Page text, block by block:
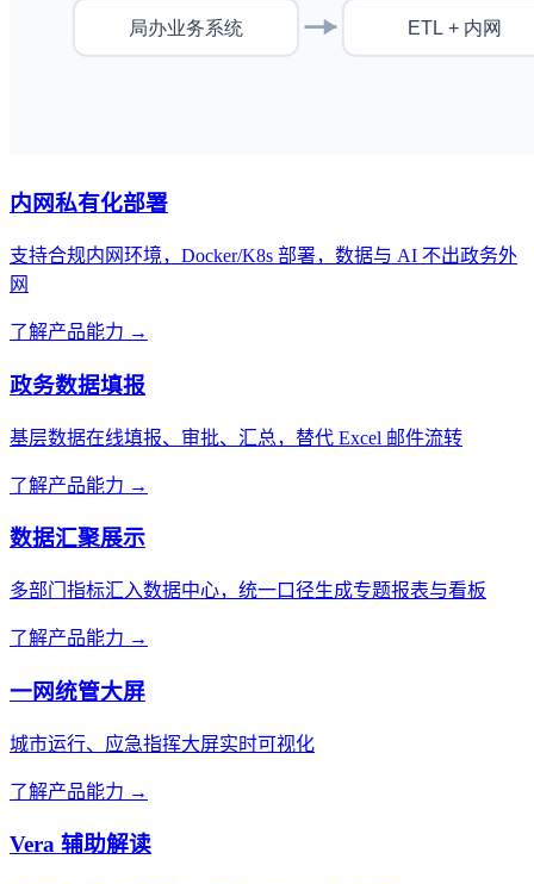
内网私有化部署
支持合规内网环境，Docker/K8s 部署，数据与 AI 不出政务外
网
了解产品能力 →
政务数据填报
基层数据在线填报、审批、汇总，替代 Excel 邮件流转
了解产品能力 →
数据汇聚展示
多部门指标汇入数据中心，统一口径生成专题报表与看板
了解产品能力 →
一网统管大屏
城市运行、应急指挥大屏实时可视化
了解产品能力 →
Vera 辅助解读